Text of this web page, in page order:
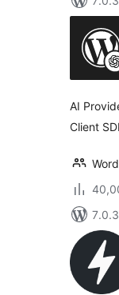
AI
Client